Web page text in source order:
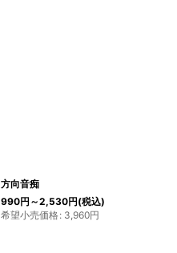
方向音痴
990円 ～2,530円(税込)
希望小売価格: 3,960円